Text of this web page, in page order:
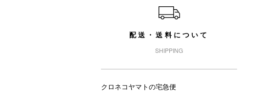
配送・送料について
SHIPPING
クロネコヤマトの宅急便